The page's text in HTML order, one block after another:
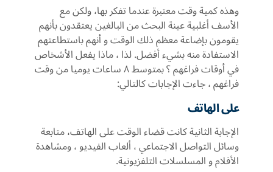
وهذه كمية وقت معتبرة عندما تفكر بها، ولكن مع
الأسف أغلبية عينة البحث من البالغين يعتقدون بأنهم
يقومون بإضاعة معظم ذلك الوقت و أنهم باستطاعتهم
الاستفادة منه بشيء أفضل. لذا ، ماذا يفعل الأشخاص
في أوقات فراغهم ؟ بمتوسط ٨ ساعات يوميا من وقت
فراغهم ، جاءت الإجابات كالتالي:
على الهاتف
الإجابة الثانية كانت قضاء الوقت على الهاتف، متابعة
وسائل التواصل الاجتماعي ، ألعاب الفيديو ، ومشاهدة
الأفلام و المسلسلات التلفزيونية.